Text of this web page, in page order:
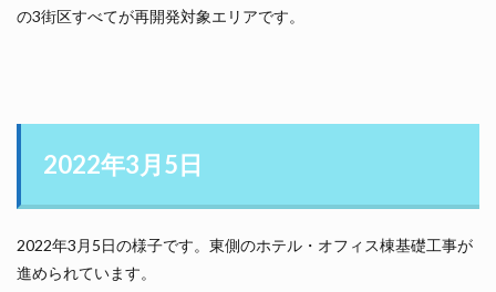
の3街区すべてが再開発対象エリアです。
2022年3月5日
2022年3月5日の様子です。東側のホテル・オフィス棟基礎工事が
進められています。